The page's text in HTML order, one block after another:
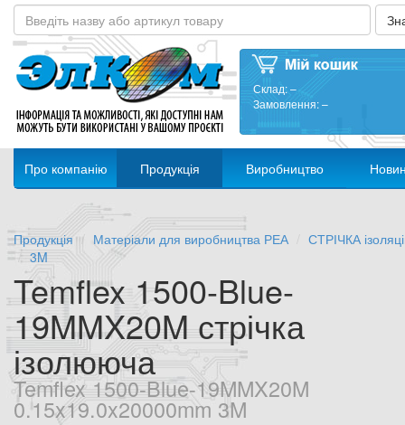
Склад:–
Замовлення:–
Про компанію Продукція Виробництво
Продукція Матеріали для виробництва РЕА
СТРІЧКА
3M
Temflex 1500-Blue-
19MMX20M стрічка
ізолююча
Temflex 1500-Blue-19MMX20M
0.15x19.0x20000mm 3M